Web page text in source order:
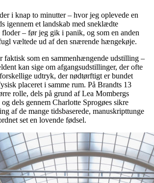
i knap to minutter – hvor jeg oplevede en
igennem et landskab med sneklædte
– før jeg gik i panik, og som en anden
væltede ud af den snærende hængekøje.
faktisk som en sammenhængende udstilling –
kan sige om afgangsudstillinger, der ofte
udtryk, der nødtørftigt er bundet
placeret i samme rum. På Brandts 13
rolle, dels på grund af Lea Mombergs
dels gennem Charlotte Sprogøes sikre
af de mange tidsbaserede, manuskripttunge
set en lovende fødsel.